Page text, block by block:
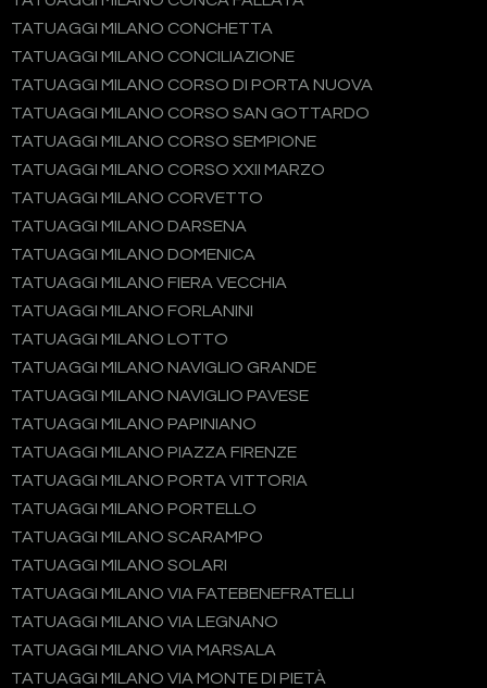
TATUAGGI MILANO CONCHETTA
TATUAGGI MILANO CONCILIAZIONE
TATUAGGI MILANO CORSO DI PORTA NUOVA
TATUAGGI MILANO CORSO SAN GOTTARDO
TATUAGGI MILANO CORSO SEMPIONE
TATUAGGI MILANO CORSO XXII MARZO
TATUAGGI MILANO CORVETTO
TATUAGGI MILANO DARSENA
TATUAGGI MILANO DOMENICA
TATUAGGI MILANO FIERA VECCHIA
TATUAGGI MILANO FORLANINI
TATUAGGI MILANO LOTTO
TATUAGGI MILANO NAVIGLIO GRANDE
TATUAGGI MILANO NAVIGLIO PAVESE
TATUAGGI MILANO PAPINIANO
TATUAGGI MILANO PIAZZA FIRENZE
TATUAGGI MILANO PORTA VITTORIA
TATUAGGI MILANO PORTELLO
TATUAGGI MILANO SCARAMPO
TATUAGGI MILANO SOLARI
TATUAGGI MILANO VIA FATEBENEFRATELLI
TATUAGGI MILANO VIA LEGNANO
TATUAGGI MILANO VIA MARSALA
TATUAGGI MILANO VIA MONTE DI PIETÀ